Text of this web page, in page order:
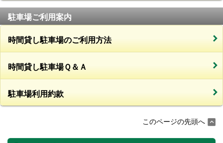
駐車場ご利用案内
時間貸し駐車場のご利用方法
時間貸し駐車場Ｑ＆Ａ
駐車場利用約款
このページの先頭へ